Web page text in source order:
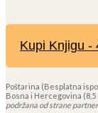
Kupi Knjigu -
Poštarina (Besplatna
Bosna i Hercegovina (8,5
podržana od strane